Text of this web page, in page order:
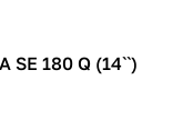
SE 180 Q (14``)